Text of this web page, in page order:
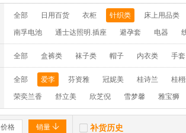
全部 日用百货 衣柜 针织类 床上用品类
南孚电池 通士达照明.插座 避孕套 电器
全部 盒裤类 袜子类 帽子 内衣类 手套
全部 爱李 芬资雅 冠妮美 桂诗兰 桂
荣奕兰香 舒立美 欣芝倪 雪梦馨 雅宝狮
价格 销量   补货历史